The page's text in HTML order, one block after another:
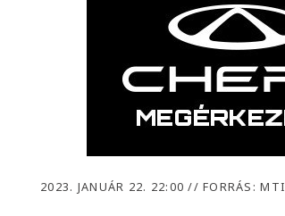
2023. JANUÁR 22. 22:00// FORRÁS: MTI